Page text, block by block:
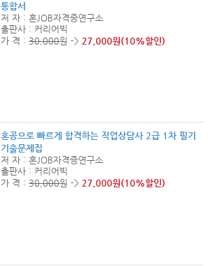
통합서
저 자 : 혼JOB자격증연구소
출판사 : 커리어빅
가 격 :30,000원 -> 27,000원(10%할인)
혼공으로 빠르게 합격하는 직업상담사 2급 1차 필기
기출문제집
저 자 : 혼JOB자격증연구소
출판사 : 커리어빅
가 격 :30,000원 -> 27,000원(10%할인)